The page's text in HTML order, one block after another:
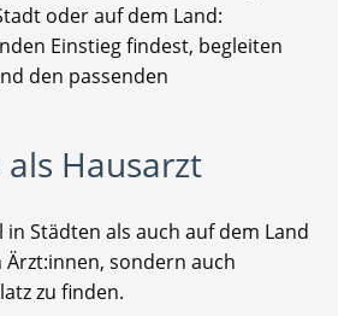
oder auf dem Land:
Einstieg findest, begleiten
den passenden
Hausarzt
Städten als auch auf dem Land
sondern auch
zu finden.